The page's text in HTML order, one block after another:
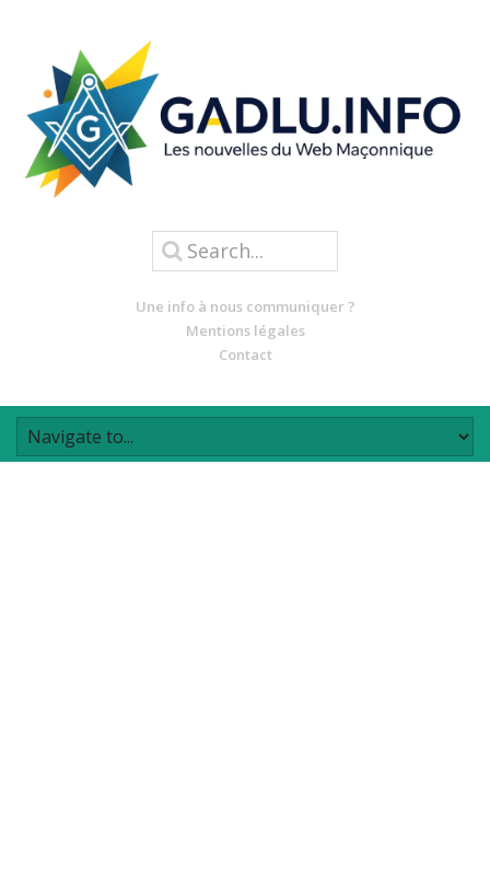
Une info à nous communiquer ?
Mentions légales
Contact